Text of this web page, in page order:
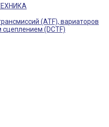
(ATF), вариаторов
сцеплением (DCTF)